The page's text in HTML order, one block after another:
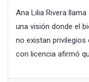
Ana Lilia Rivera
una visión donde el
no existan privilegios
con licencia afirmó